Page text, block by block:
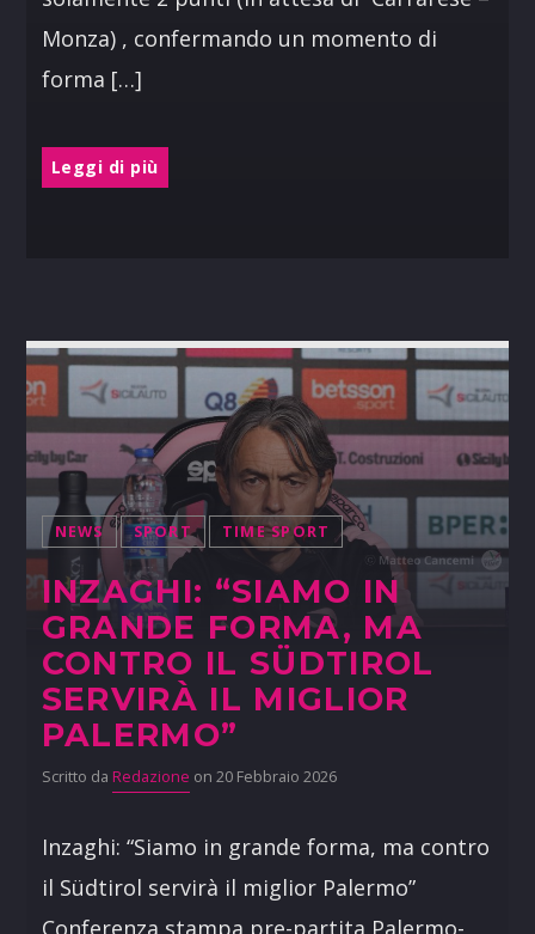
Monza) , confermando un momento di
forma […]
Leggi di più
NEWS SPORT TIME SPORT
INZAGHI: “SIAMO IN
GRANDE FORMA, MA
CONTRO IL SÜDTIROL
SERVIRÀ IL MIGLIOR
PALERMO”
Scritto da Redazione on 20 Febbraio 2026
Inzaghi: “Siamo in grande forma, ma contro
il Südtirol servirà il miglior Palermo”
Conferenza stampa pre-partita Palermo-